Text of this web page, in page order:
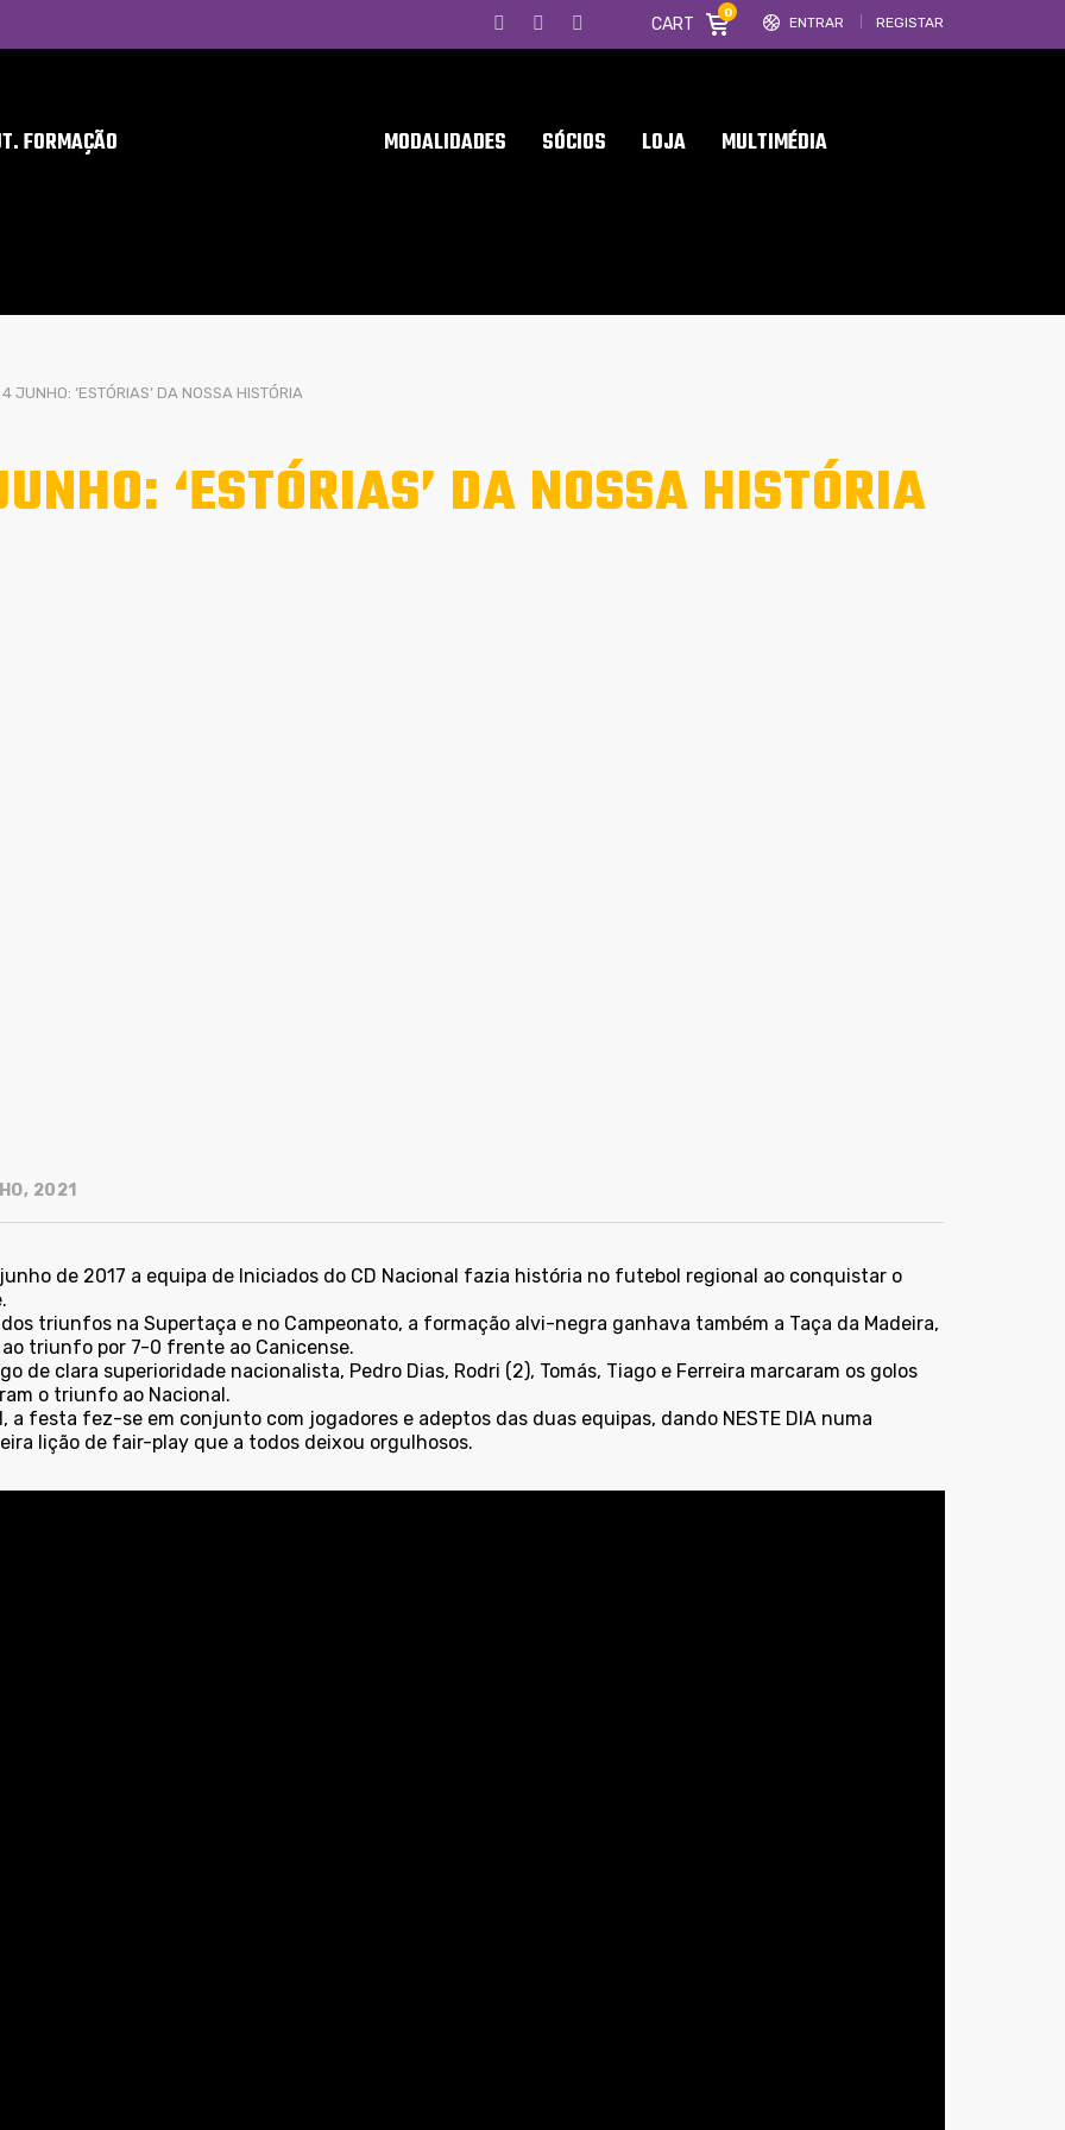
ENTRAR REGISTAR
CART
0
FORMAÇÃO MODALIDADES SÓCIOS LOJA MULTIMÉDIA
4 JUNHO: ‘ESTÓRIAS’ DA NOSSA HISTÓRIA
‘ESTÓRIAS’ DA NOSSA HISTÓRIA
2021
de 2017 a equipa de Iniciados do CD Nacional fazia história no futebol regional ao conquistar o
dos triunfos na Supertaça e no Campeonato, a formação alvi-negra ganhava também a Taça da Madeira,
triunfo por 7-0 frente ao Canicense.
de clara superioridade nacionalista, Pedro Dias, Rodri (2), Tomás, Tiago e Ferreira marcaram os golos
o triunfo ao Nacional.
a festa fez-se em conjunto com jogadores e adeptos das duas equipas, dando NESTE DIA numa
lição de fair-play que a todos deixou orgulhosos.